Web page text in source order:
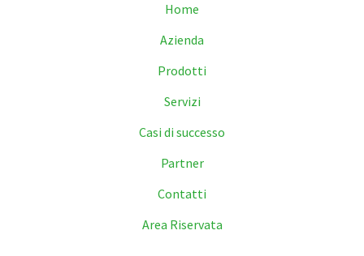
Home
Azienda
Prodotti
Servizi
Casi di successo
Partner
Contatti
Area Riservata